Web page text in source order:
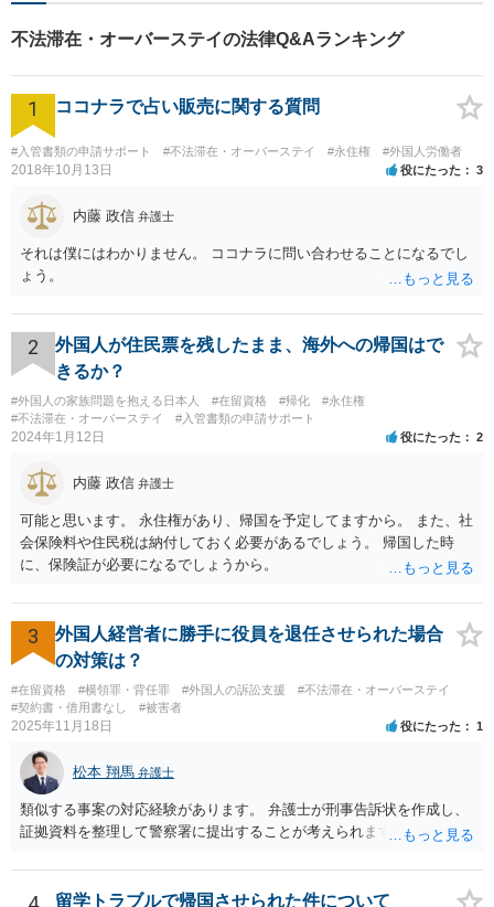
不法滞在・オーバーステイの法律Q&Aランキング
1 ココナラで占い販売に関する質問
#入管書類の申請サポート #不法滞在・オーバーステイ #永住権 #外国人労働者
2018年10月13日 役にたった 3
内藤 政信 弁護士
それは僕にはわかりません。 ココナラに問い合わせることになるでし
ょう。
2
外国人が住民票を残したまま、海外への帰国はで
きるか？
#外国人の家族問題を抱える日本人 #在留資格 #帰化
#永住権
#不法滞在・オーバーステイ
#入管書類の申請サポート
2024年1月12日 役にたった 2
内藤 政信 弁護士
可能と思います。 永住権があり、帰国を予定してますから。 また、社
会保険料や住民税は納付しておく必要があるでしょう。 帰国した時
に、保険証が必要になるでしょうから。
3
外国人経営者に勝手に役員を退任させられた場合
の対策は？
#在留資格 #横領罪・背任罪 #外国人の訴訟支援
#不法滞在・オーバーステイ
#契約書・借用書なし
#被害者
2025年11月18日 役にたった 1
松本 翔馬 弁護士
類似する事案の対応経験があります。 弁護士が刑事告訴状を作成し、
証拠資料を整理して警察署に提出することが考えられます。
留学トラブルで帰国させられた件について